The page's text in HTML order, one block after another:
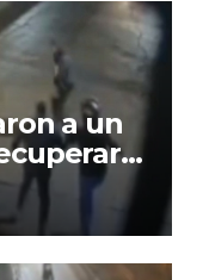
a un
Berisso